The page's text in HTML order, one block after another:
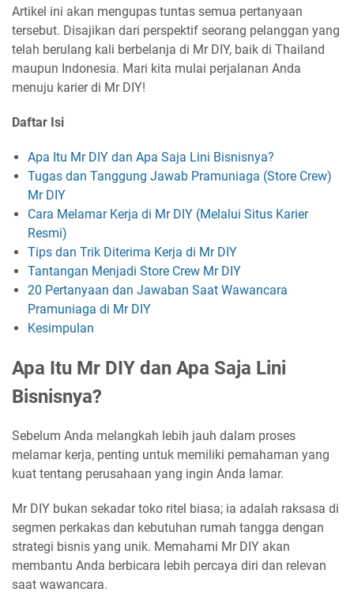
Artikel ini akan mengupas tuntas semua pertanyaan
tersebut. Disajikan dari perspektif seorang pelanggan yang
telah berulang kali berbelanja di Mr DIY, baik di Thailand
maupun Indonesia. Mari kita mulai perjalanan Anda
menuju karier di Mr DIY!
Daftar Isi
Apa Itu Mr DIY dan Apa Saja Lini Bisnisnya?
Tugas dan Tanggung Jawab Pramuniaga (Store Crew)
Mr DIY
Cara Melamar Kerja di Mr DIY (Melalui Situs Karier
Resmi)
Tips dan Trik Diterima Kerja di Mr DIY
Tantangan Menjadi Store Crew Mr DIY
20 Pertanyaan dan Jawaban Saat Wawancara
Pramuniaga di Mr DIY
Kesimpulan
Apa Itu Mr DIY dan Apa Saja Lini
Bisnisnya?
Sebelum Anda melangkah lebih jauh dalam proses
melamar kerja, penting untuk memiliki pemahaman yang
kuat tentang perusahaan yang ingin Anda lamar.
Mr DIY bukan sekadar toko ritel biasa; ia adalah raksasa di
segmen perkakas dan kebutuhan rumah tangga dengan
strategi bisnis yang unik. Memahami Mr DIY akan
membantu Anda berbicara lebih percaya diri dan relevan
saat wawancara.